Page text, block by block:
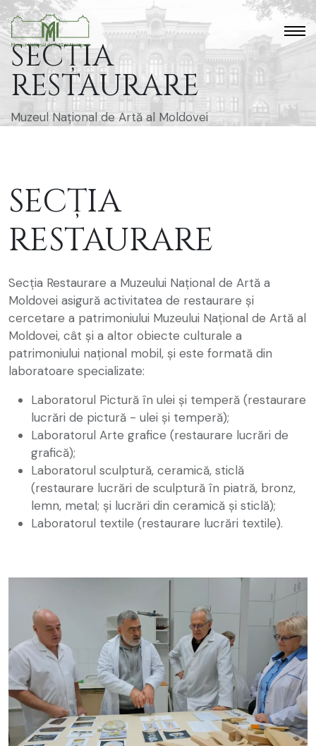
SECȚIA
RESTAURARE
Muzeul Național de Artă al Moldovei
SECȚIA
RESTAURARE
Secția Restaurare a Muzeului Național de Artă a
Moldovei asigură activitatea de restaurare și
cercetare a patrimoniului Muzeului Național de Artă al
Moldovei, cât și a altor obiecte culturale a
patrimoniului național mobil, și este formată din
laboratoare specializate:
Laboratorul Pictură în ulei și temperă (restaurare
lucrări de pictură - ulei și temperă);
Laboratorul Arte grafice (restaurare lucrări de
grafică);
Laboratorul sculptură, ceramică, sticlă
(restaurare lucrări de sculptură în piatră, bronz,
lemn, metal; și lucrări din ceramică și sticlă);
Laboratorul textile (restaurare lucrări textile).